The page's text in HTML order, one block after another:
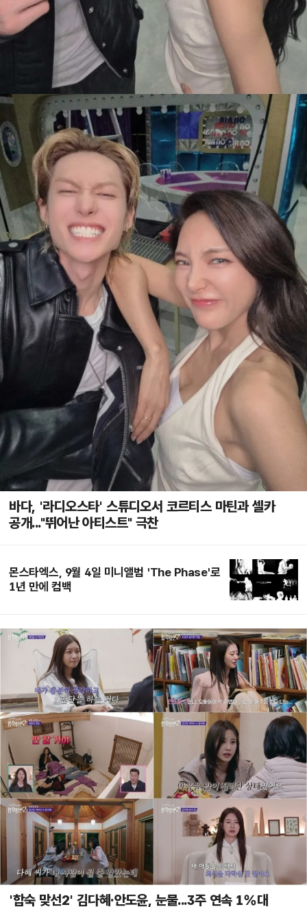
바다, '라디오스타' 스튜디오서 코르티스 마틴과 셀카
공개..."뛰어난 아티스트" 극찬
몬스타엑스, 9월 4일 미니앨범 'The Phase'로
1년 만에 컴백
'합숙 맞선2' 김다혜·안도윤, 눈물...3주 연속 1%대